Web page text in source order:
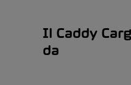
Il Caddy
da